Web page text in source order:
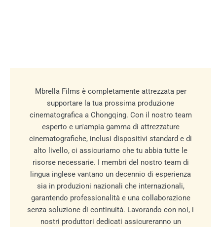
Mbrella Films è completamente attrezzata per
supportare la tua prossima produzione
cinematografica a Chongqing. Con il nostro team
esperto e un'ampia gamma di attrezzature
cinematografiche, inclusi dispositivi standard e di
alto livello, ci assicuriamo che tu abbia tutte le
risorse necessarie. I membri del nostro team di
lingua inglese vantano un decennio di esperienza
sia in produzioni nazionali che internazionali,
garantendo professionalità e una collaborazione
senza soluzione di continuità. Lavorando con noi, i
nostri produttori dedicati assicureranno un